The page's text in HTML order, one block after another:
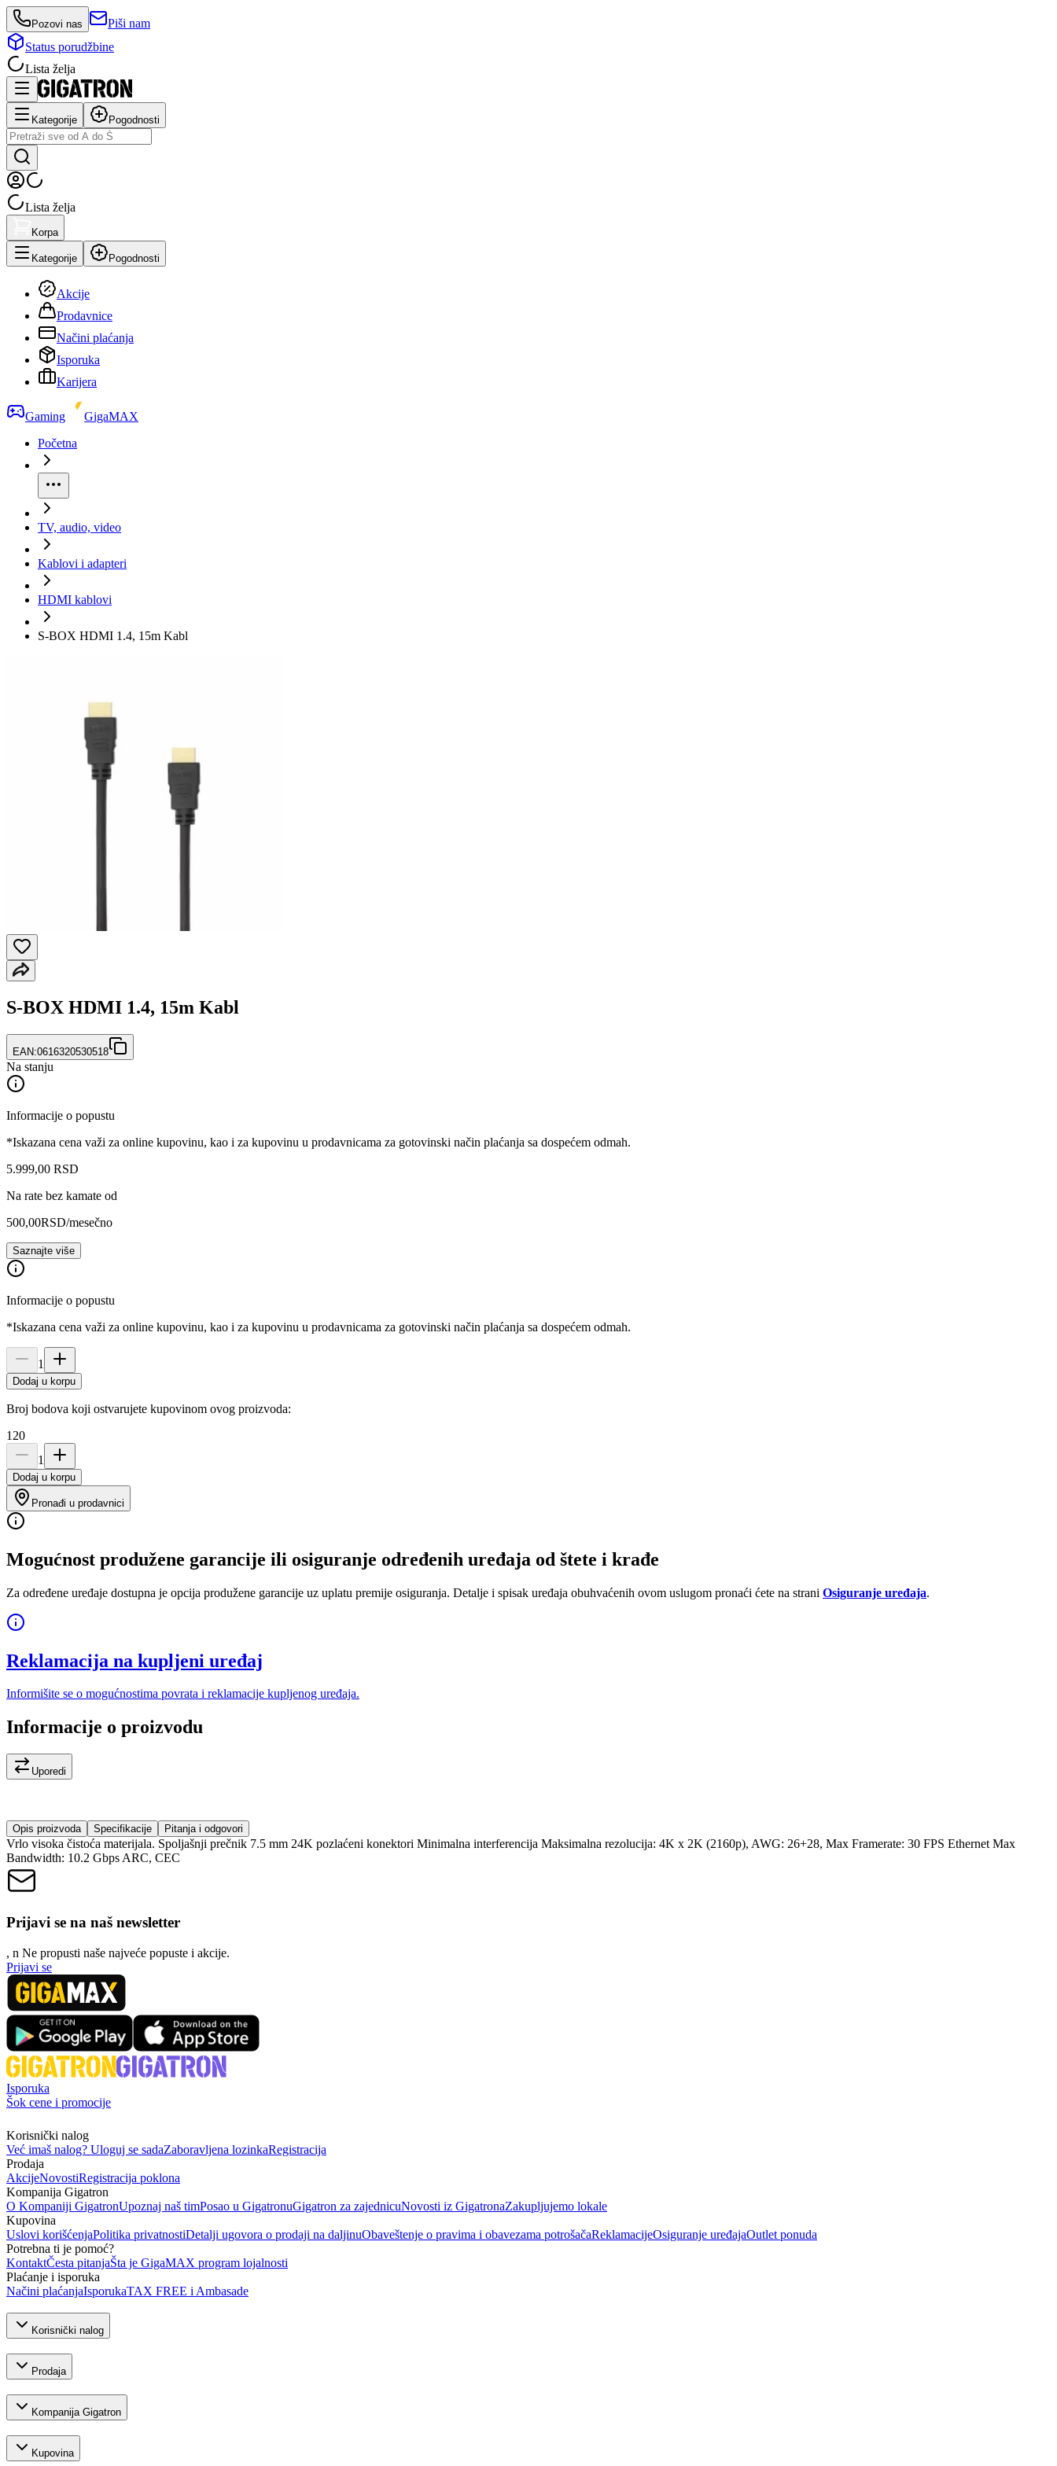
Pozovi nas
Piši nam
Status porudžbine
Lista želja
Kategorije Pogodnosti
Lista želja
Korpa
Kategorije Pogodnosti
Akcije
Prodavnice
Načini plaćanja
Isporuka
Karijera
Gaming
GigaMAX
Početna
TV, audio, video
Kablovi i adapteri
HDMI kablovi
S-BOX HDMI 1.4, 15m Kabl
S-BOX HDMI 1.4, 15m Kabl
EAN:0616320530518
Na stanju
Informacije o popustu
*Iskazana cena važi za online kupovinu, kao i za kupovinu u prodavnicama za gotovinski način plaćanja sa dospećem odmah.
5.999,00 RSD
Na rate bez kamate od
500,00RSD/mesečno
Saznajte više
Informacije o popustu
*Iskazana cena važi za online kupovinu, kao i za kupovinu u prodavnicama za gotovinski način plaćanja sa dospećem odmah.
1
Dodaj u korpu
Broj bodova koji ostvarujete kupovinom ovog proizvoda:
120
1
Dodaj u korpu
Pronađi u prodavnici
Mogućnost produžene garancije ili osiguranje određenih uređaja od štete i krađe
Za određene uređaje dostupna je opcija produžene garancije uz uplatu premije osiguranja. Detalje i spisak uređaja obuhvaćenih ovom uslugom pronaći ćete na strani Osiguranje uređaja.
Reklamacija na kupljeni uređaj
Informišite se o mogućnostima povrata i reklamacije kupljenog uređaja.
Informacije o proizvodu
Uporedi
Opis proizvoda Specifikacije Pitanja i odgovori
Vrlo visoka čistoća materijala. Spoljašnji prečnik 7.5 mm 24K pozlaćeni konektori Minimalna interferencija Maksimalna rezolucija: 4K x 2K (2160p), AWG: 26+28, Max Framerate: 30 FPS Ethernet Max
Bandwidth: 10.2 Gbps ARC, CEC
Prijavi se na naš newsletter
, n Ne propusti naše najveće popuste i akcije.
Prijavi se
Isporuka
Šok cene i promocije
Korisnički nalog
Već imaš nalog? Uloguj se sadaZaboravljena lozinkaRegistracija
Prodaja
AkcijeNovostiRegistracija poklona
Kompanija Gigatron
O Kompaniji GigatronUpoznaj naš timPosao u GigatronuGigatron za zajednicuNovosti iz GigatronaZakupljujemo lokale
Kupovina
Uslovi korišćenjaPolitika privatnostiDetalji ugovora o prodaji na daljinuObaveštenje o pravima i obavezama potrošačaReklamacijeOsiguranje uređajaOutlet ponuda
Potrebna ti je pomoć?
KontaktČesta pitanjaŠta je GigaMAX program lojalnosti
Plaćanje i isporuka
Načini plaćanjaIsporukaTAX FREE i Ambasade
Korisnički nalog
Prodaja
Kompanija Gigatron
Kupovina